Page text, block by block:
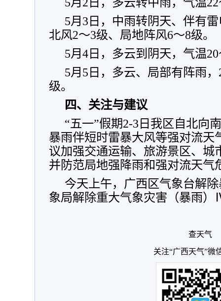
5月3日，中雨转阴天、伴有
北风2～3级、局地阵风6～8级。
5月4日，多云到阴天，气温
5月5日，多云、局部有阵雨
级。
四、关注与建议
“五一”假期2-3日我区自北向
暴雨伴短时雷暴大风等强对流天
议加强交通运输、旅游景区、城
并防范局地强降雨和强对流天气
今天上午，广西区气象台解
象局解除重大气象灾害（暴雨
查天气
关注“广西天气”微